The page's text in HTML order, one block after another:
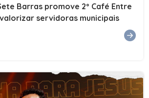
Barras promove 2º Café Entre
servidoras municipais